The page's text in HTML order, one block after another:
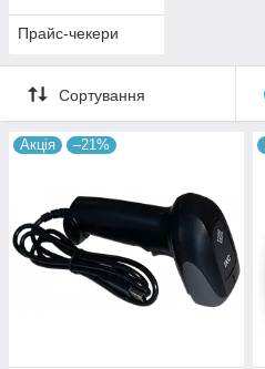
Прайс-чекери
Сортування
Акція –21%